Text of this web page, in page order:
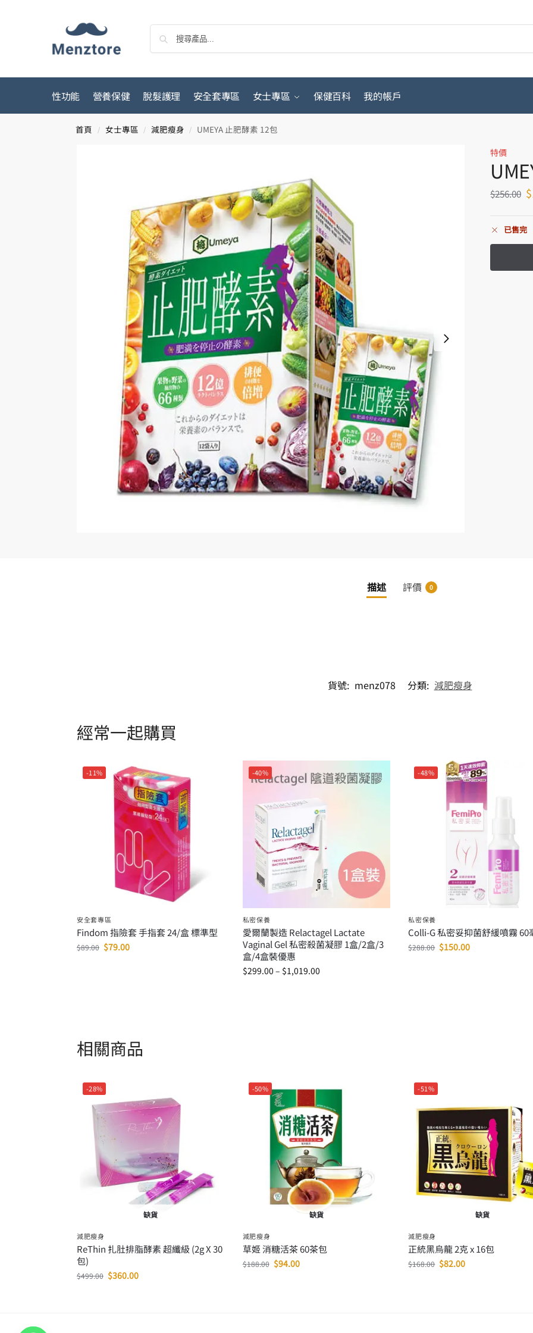
性功能 營養保健 脫髮護理 安全套專區 女士專區 保健百科 我的帳戶
首頁 / 女士專區 / 減肥瘦身 /
UMEYA 止肥酵素 12包
特價
$256.00 $
已售完
描述 評價 0
貨號: menz078 分類: 減肥瘦身
經常一起購買
-11%
安全套專區
Findom 指險套 手指套 24/盒 標準型
$89.00 $79.00
-40%
私密保養
愛爾蘭製造 Relactagel Lactate
Vaginal Gel 私密殺菌凝膠 1盒/2盒/3
盒/4盒裝優惠
$299.00 – $1,019.00
-48%
私密保養
Colli-G 私密妥抑菌舒緩噴霧 60
$288.00 $150.00
相關商品
-28%
缺貨
減肥瘦身
ReThin 扎肚排脂酵素 超纖級 (2g X 30
包)
$499.00 $360.00
-50%
缺貨
減肥瘦身
草姬 消糖活茶 60茶包
$188.00 $94.00
-51%
缺貨
減肥瘦身
正統黑烏龍 2克 x 16包
$168.00 $82.00